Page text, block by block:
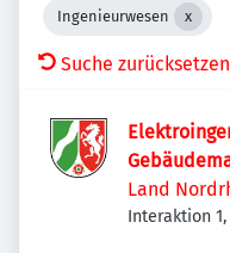
Ingenieurwesen
Suche zurücksetzen
Land
Interaktion